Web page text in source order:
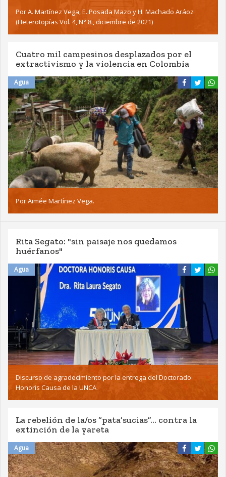
Por A. Martínez Vega, E. Posada Mazo y H. Machado Aráoz
(Heterotopías Vol. 4, N° 8., diciembre de 2021)
Cuatro mil campesinos desplazados por el
extractivismo y la violencia en Colombia
Agua
Por Aimée Martínez Vega.
Rita Segato: "sin paisaje nos quedamos
huérfanos"
Agua
Discurso de agradecimiento por la entrega del Doctorado
Honoris Causa de la UNCA.
La rebelión de la/os “pata’sucias”… contra la
extinción de la yareta
Agua